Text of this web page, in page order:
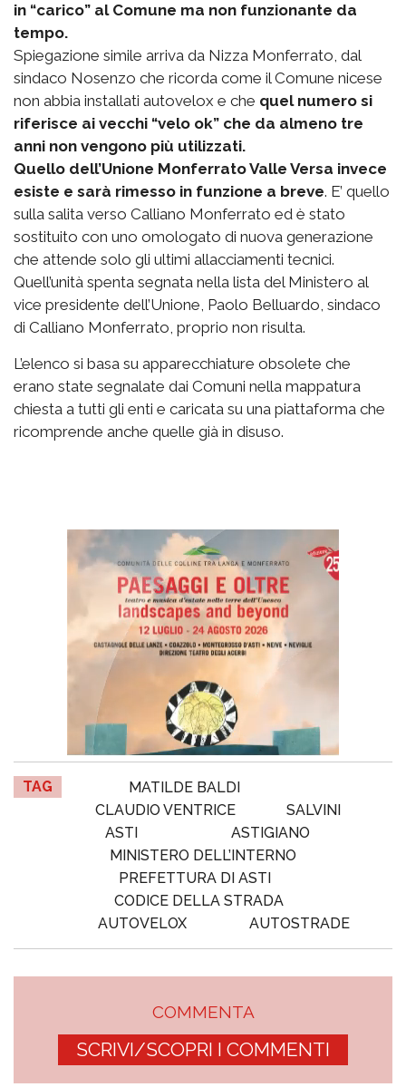
in “carico” al Comune ma non funzionante da
tempo.
Spiegazione simile arriva da Nizza Monferrato, dal
sindaco Nosenzo che ricorda come il Comune nicese
non abbia installati autovelox e che quel numero si
riferisce ai vecchi “velo ok” che da almeno tre
anni non vengono più utilizzati.
Quello dell’Unione Monferrato Valle Versa invece
esiste e sarà rimesso in funzione a breve. E’ quello
sulla salita verso Calliano Monferrato ed è stato
sostituito con uno omologato di nuova generazione
che attende solo gli ultimi allacciamenti tecnici.
Quell’unità spenta segnata nella lista del Ministero al
vice presidente dell’Unione, Paolo Belluardo, sindaco
di Calliano Monferrato, proprio non risulta.
L’elenco si basa su apparecchiature obsolete che
erano state segnalate dai Comuni nella mappatura
chiesta a tutti gli enti e caricata su una piattaforma che
ricomprende anche quelle già in disuso.
TAG
MATILDE BALDI
CLAUDIO VENTRICE
SALVINI
ASTI
ASTIGIANO
MINISTERO DELL’INTERNO
PREFETTURA DI ASTI
CODICE DELLA STRADA
AUTOVELOX
AUTOSTRADE
COMMENTA
SCRIVI/SCOPRI I COMMENTI